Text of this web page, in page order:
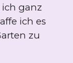
ganz
ich es
zu